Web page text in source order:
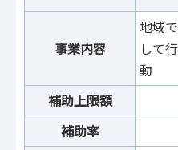
事業内容
地域
して
動
補助上限額
補助率